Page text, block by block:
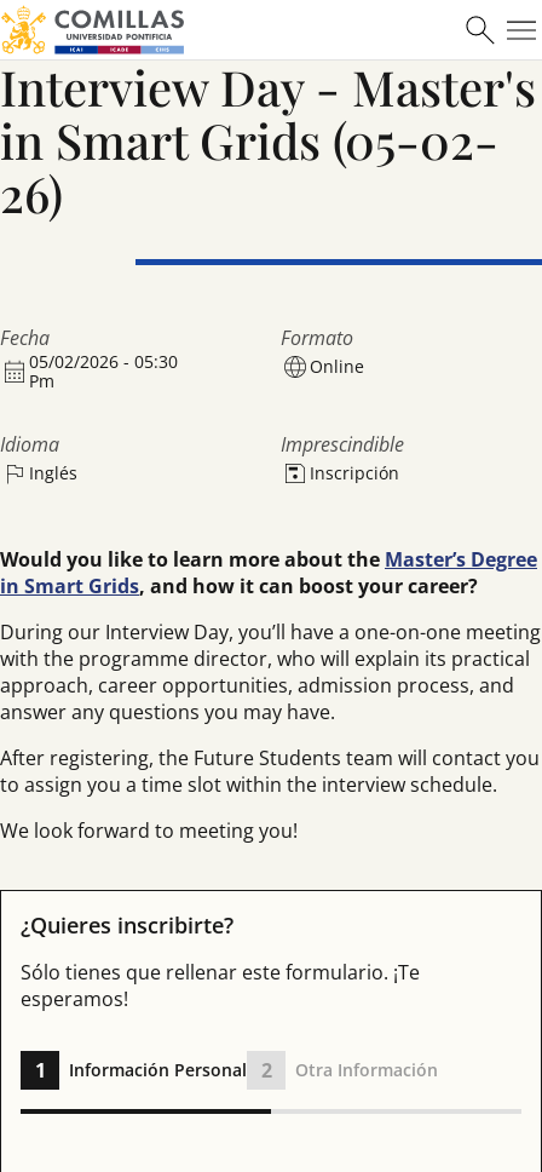
Máster en Ciberseguridad
Saber más
Interview Day - Master's
in Smart Grids (05-02-
26)
Fecha
05/02/2026 - 05:30
Pm
Formato
Online
Idioma
Inglés
Imprescindible
Inscripción
Would you like to learn more about the Master’s Degree
in Smart Grids, and how it can boost your career?
During our Interview Day, you’ll have a one-on-one meeting
with the programme director, who will explain its practical
approach, career opportunities, admission process, and
answer any questions you may have.
After registering, the Future Students team will contact you
to assign you a time slot within the interview schedule.
We look forward to meeting you!
¿Quieres inscribirte?
Sólo tienes que rellenar este formulario. ¡Te
esperamos!
1 Información Personal 2 Otra Información